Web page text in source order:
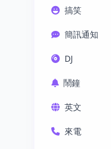
搞笑
簡訊通知
DJ
鬧鐘
英文
來電